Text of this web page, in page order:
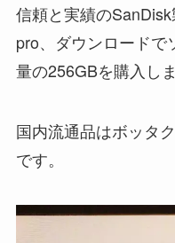
信頼と実績の
pro、ダウンロードで
量の256GBを購入しま
国内流通品はボッタ
です。